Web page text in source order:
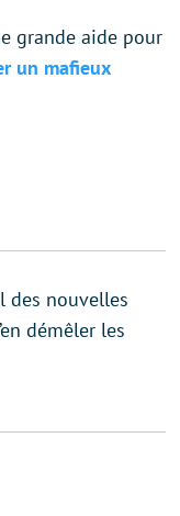
grande aide pour
un mafieux
des nouvelles
démêler les